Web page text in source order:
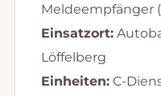
Meldeempfänger
Einsatzort:
Löffelberg
Einheiten:C-